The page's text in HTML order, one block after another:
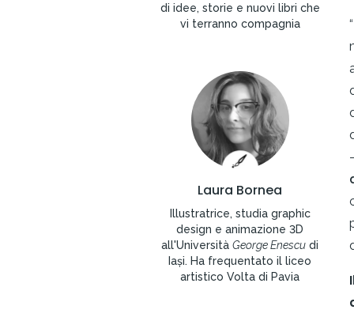
di idee, storie e nuovi libri che
vi terranno compagnia
Laura Bornea
Illustratrice, studia graphic
design e animazione 3D
all'UniversitàGeorge Enescu di
Iași. Ha frequentato il liceo
artistico Volta di Pavia